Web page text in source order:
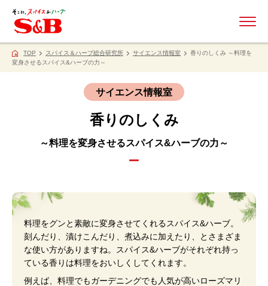
TOP スパイス＆ハーブ総合研究所 サイエンス情報室
香りのしくみ ～料理を
変身させるスパイス&ハーブの力～
サイエンス情報室
香りのしくみ
～料理を変身させるスパイス&ハーブの力～
料理をグンと素敵に変身させてくれるスパイス&ハーブ。
刻んだり、漬けこんだり、煮込みに加えたり、とさまざま
な使い方がありますね。スパイス&ハーブがそれぞれ持っ
ている香りは料理をおいしくしてくれます。
例えば、料理でもガーデニングでも人気が高いローズマリ